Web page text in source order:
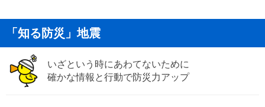
「知る防災」地震
いざという時にあわてないために
確かな情報と行動で防災力アップ